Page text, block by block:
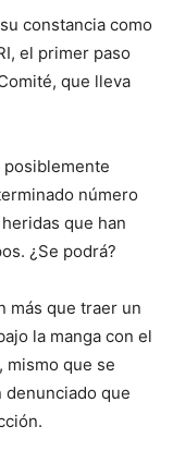
constancia como
el primer paso
que lleva
posiblemente
número
que han
¿Se podrá?
más que traer un
la manga con el
mismo que se
que